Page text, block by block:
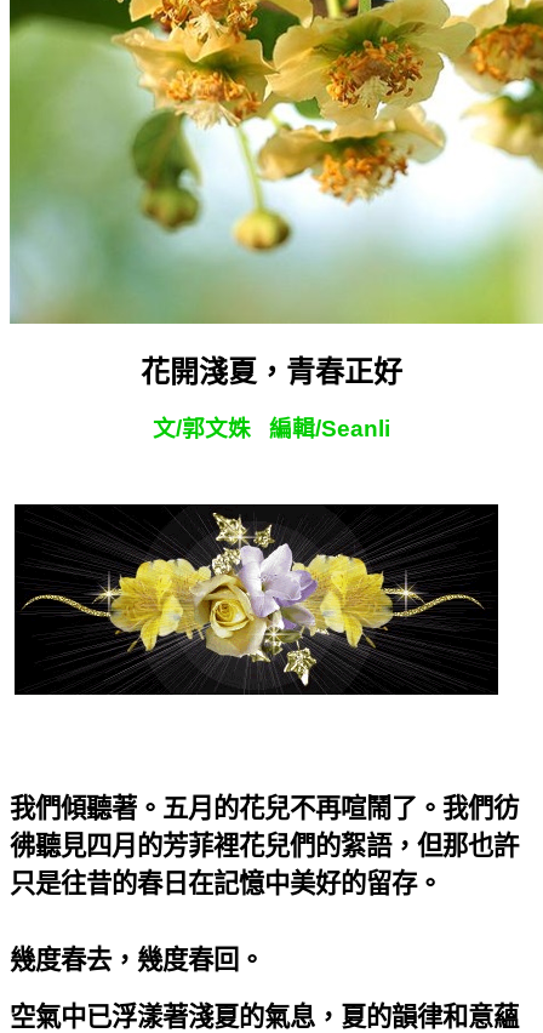
花開淺夏，青春正好
文/郭文姝 編輯/Seanli
我們傾聽著。五月的花兒不再喧鬧了。我們彷
彿聽見四月的芳菲裡花兒們的絮語，但那也許
只是往昔的春日在記憶中美好的留存。
幾度春去，幾度春回。
空氣中已浮漾著淺夏的氣息，夏的韻律和意蘊